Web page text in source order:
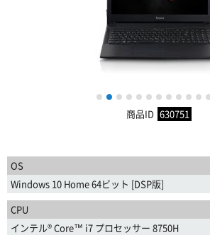
1 2 3 4 5 6 7 8 9 10
商品ID 630751
OS
Windows 10 Home 64ビット [DSP版]
CPU
インテル® Core™ i7 プロセッサー 8750H